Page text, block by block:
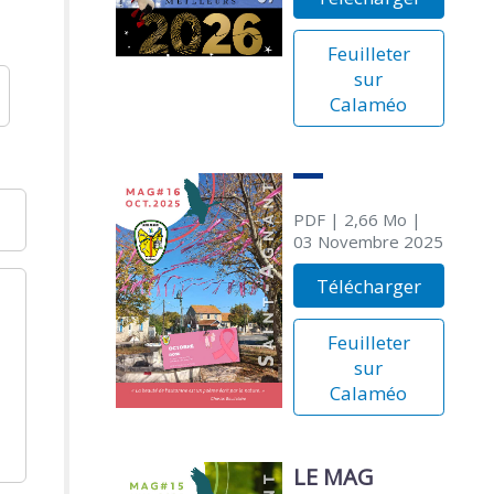
Feuilleter
sur
Calaméo
PDF| 2,66 Mo |
03 Novembre 2025
Télécharger
Feuilleter
sur
Calaméo
LE MAG